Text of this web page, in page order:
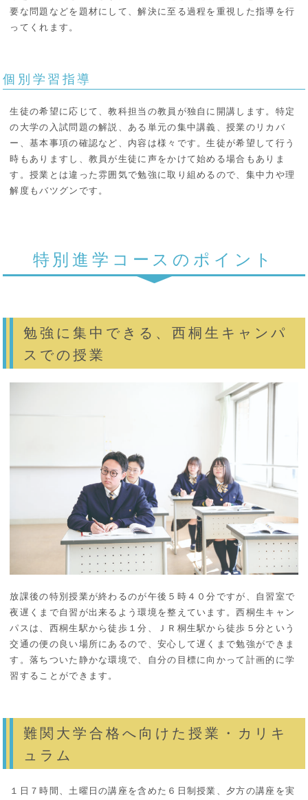
要な問題などを題材にして、解決に至る過程を重視した指導を行
ってくれます。
個別学習指導
生徒の希望に応じて、教科担当の教員が独自に開講します。特定
の大学の入試問題の解説、ある単元の集中講義、授業のリカバ
ー、基本事項の確認など、内容は様々です。生徒が希望して行う
時もありますし、教員が生徒に声をかけて始める場合もありま
す。授業とは違った雰囲気で勉強に取り組めるので、集中力や理
解度もバツグンです。
特別進学コースのポイント
勉強に集中できる、西桐生キャンパ
スでの授業
放課後の特別授業が終わるのが午後５時４０分ですが、自習室で
夜遅くまで自習が出来るよう環境を整えています。西桐生キャン
パスは、西桐生駅から徒歩１分、ＪＲ桐生駅から徒歩５分という
交通の便の良い場所にあるので、安心して遅くまで勉強ができま
す。落ちついた静かな環境で、自分の目標に向かって計画的に学
習することができます。
難関大学合格へ向けた授業・カリキ
ュラム
１日７時間、土曜日の講座を含めた６日制授業、夕方の講座を実